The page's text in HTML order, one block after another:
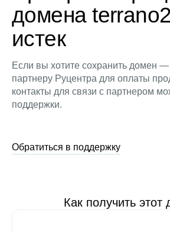
домена
истек
Если вы хотите сохранить домен —
партнеру Руцентра для оплаты
контакты для связи с партнером
поддержки.
Обратиться в поддержку
Как получить этот